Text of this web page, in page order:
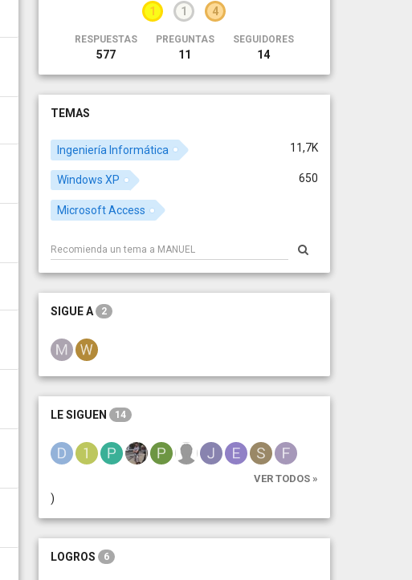
1 1 4
RESPUESTAS
577
PREGUNTAS
11
SEGUIDORES
14
TEMAS
11,7K
Ingeniería Informática
650
Windows XP
Microsoft Access
SIGUE A 2
LE SIGUEN 14
VER TODOS »
)
LOGROS 6